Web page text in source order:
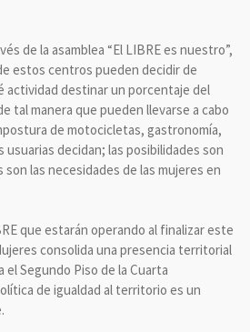
de la asamblea “El LIBRE es nuestro”,
estos centros pueden decidir de
actividad destinar un porcentaje del
tal manera que pueden llevarse a cabo
de motocicletas, gastronomía,
usuarias decidan; las posibilidades son
son las necesidades de las mujeres en
que estarán operando al finalizar este
consolida una presencia territorial
el Segundo Piso de la Cuarta
de igualdad al territorio es un